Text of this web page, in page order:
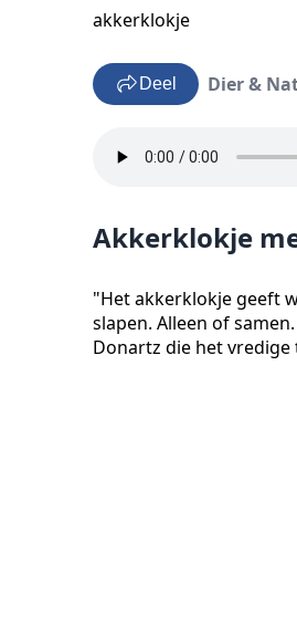
akkerklokje
Deel Dier &
Akkerklokje
"Het akkerklokje geeft
slapen. Alleen of
Donartz die het